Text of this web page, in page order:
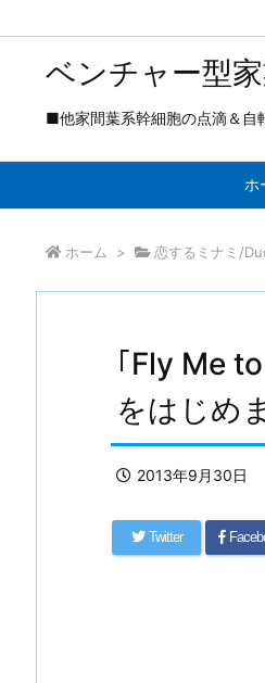
ベンチャー型
■他家間葉系幹細胞の点滴＆自
ホ
ホーム > 恋するミナミ/
｢Fly Me
をはじめ
2013年9月30日
Twitter